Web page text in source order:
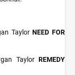
TaylorNEED FOR
Taylor REMEDY